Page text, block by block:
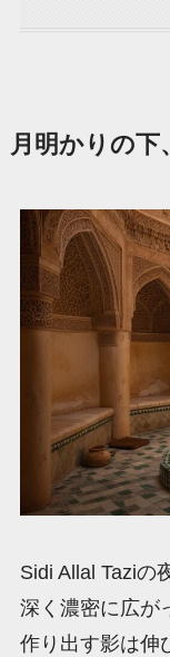
月明かりの下
Sidi Allal Taziの
深く濃密に広が
作り出す影は伸